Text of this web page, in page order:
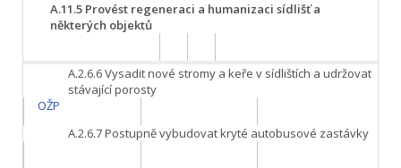
A.11.5 Provést regeneraci a humanizaci sídlišť a
některých objektů
A.2.6.6Vysadit nové stromy a keře v sídlištích a udržovat
stávající porosty
OŽP
A.2.6.7Postupně vybudovat kryté autobusové zastávky